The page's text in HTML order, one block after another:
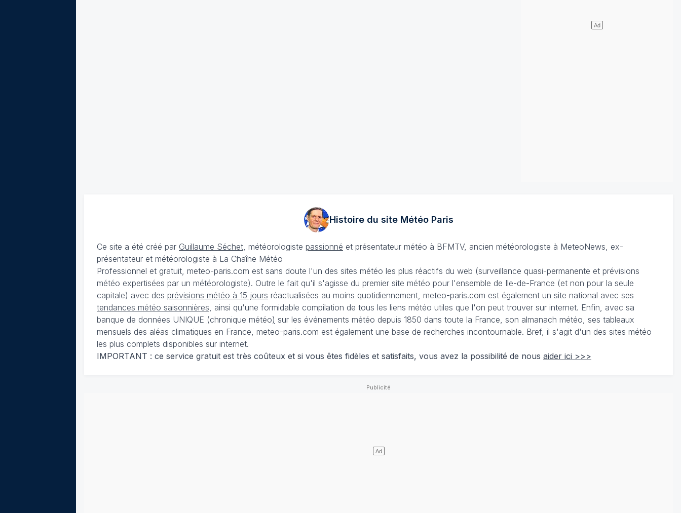
Histoire du site MétéoParis
Ce site a été créé par Guillaume Séchet , météorologiste passionné et présentateur météo à BFMTV, ancien météorologiste à MeteoNews, ex-
présentateur et météorologiste à La Chaîne Météo
Professionnel et gratuit, meteo-paris.com est sans doute l'un des sites météo les plus réactifs du web (surveillance quasi-permanente et prévisions
météo expertisées par un météorologiste). Outre le fait qu'il s'agisse du premier site météo pour l'ensemble de Ile-de-France (et non pour la seule
capitale) avec des prévisions météo à 15 jours réactualisées au moins quotidiennement, meteo-paris.com est également un site national avec ses
tendances météo saisonnières , ainsi qu'une formidable compilation de tous les liens météo utiles que l'on peut trouver sur internet. Enfin, avec sa
banque de données UNIQUE (chronique météo) sur les événements météo depuis 1850 dans toute la France, son almanach météo, ses tableaux
mensuels des aléas climatiques en France, meteo-paris.com est également une base de recherches incontournable. Bref, il s'agit d'un des sites météo
les plus complets disponibles sur internet.
IMPORTANT : ce service gratuit est très coûteux et si vous êtes fidèles et satisfaits, vous avez la possibilité de nous aider ici >>>